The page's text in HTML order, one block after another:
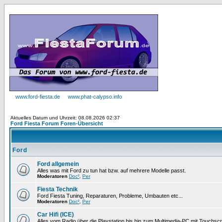
www.ford-fiesta.de www.phat-calypso.info
Aktuelles Datum und Uhrzeit: 08.08.2026 02:37
Ford Fiesta Forum Foren-Übersicht
Ford
Ford allgemein
Alles was mit Ford zu tun hat bzw. auf mehrere Modelle passt.
Moderatoren Doc² Per
Fiesta Technik
Ford Fiesta Tuning, Reparaturen, Probleme, Umbauten etc...
Moderatoren Doc² Per
Car Hifi (ICE)